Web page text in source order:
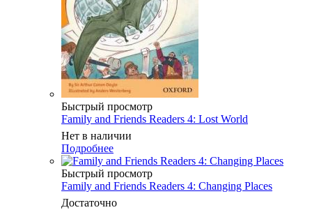
Быстрый просмотр
Family and Friends Readers 4: Lost World
Нет в наличии
Подробнее
Быстрый просмотр
Family and Friends Readers 4: Changing Places
Достаточно